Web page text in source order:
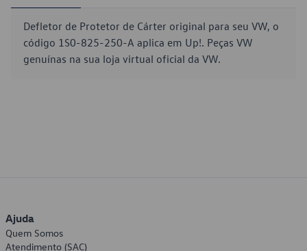
Defletor de Protetor de Cárter original para seu VW, o
código 1S0-825-250-A aplica em Up!. Peças VW
genuínas na sua loja virtual oficial da VW.
Ajuda
Quem Somos
Atendimento (SAC)